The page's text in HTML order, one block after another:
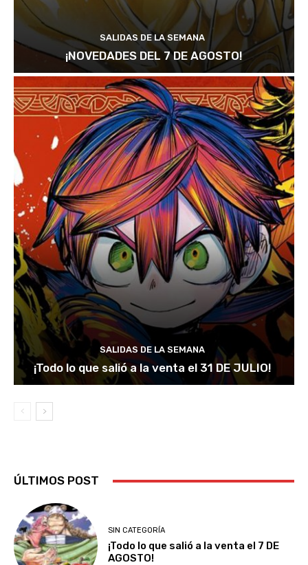
SALIDAS DE LA SEMANA
¡NOVEDADES DEL 7 DE AGOSTO!
SALIDAS DE LA SEMANA
¡Todo lo que salió a la venta el 31 DE JULIO!
ÚLTIMOS POST
SIN CATEGORÍA
¡Todo lo que salió a la venta el 7 DE
AGOSTO!